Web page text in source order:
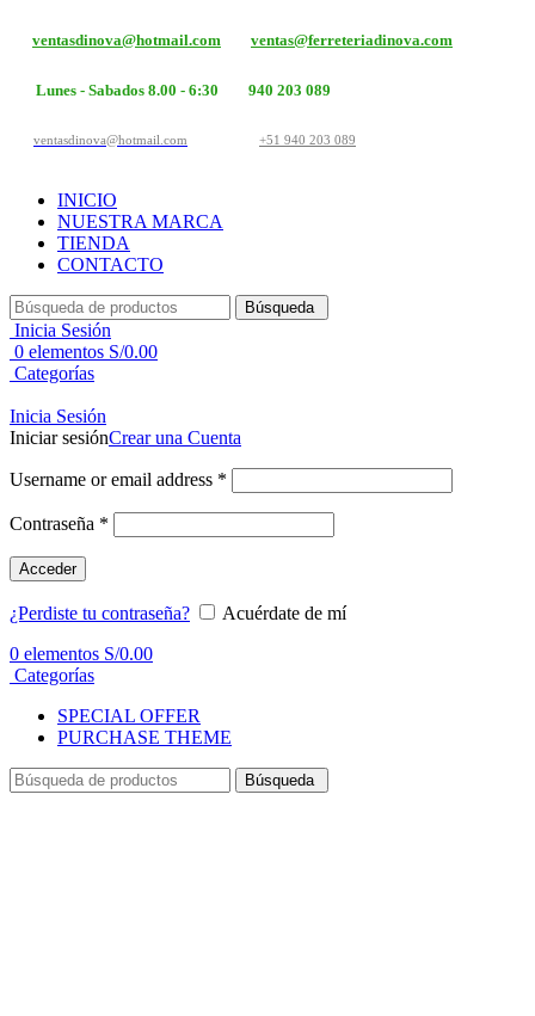
ventasdinova@hotmail.com ventas@ferreteriadinova.com
Lunes - Sabados 8.00 - 6:30 940 203 089
ventasdinova@hotmail.com +51 940 203 089
INICIO
NUESTRA MARCA
TIENDA
CONTACTO
Búsqueda
Inicia Sesión
0 elementos S/0.00
Categorías
Inicia Sesión
Iniciar sesiónCrear una Cuenta
Username or email address *
Contraseña *
Acceder
¿Perdiste tu contraseña?
Acuérdate de mí
0 elementos S/0.00
Categorías
SPECIAL OFFER
PURCHASE THEME
Búsqueda